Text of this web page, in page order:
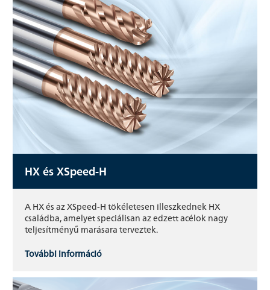
HX és XSpeed-H
A HX és az XSpeed-H tökéletesen illeszkednek HX
családba, amelyet speciálisan az edzett acélok nagy
teljesítményű marásara terveztek.
További információ